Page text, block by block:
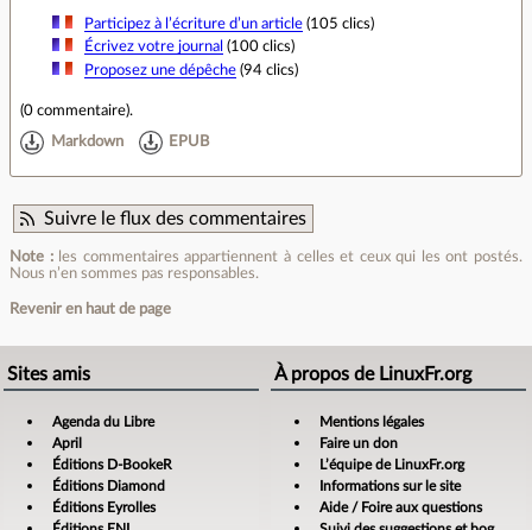
Participez à l’écriture d’un article(105 clics)
Écrivez votre journal (100 clics)
Proposez une dépêche(94 clics)
(0 commentaire).
Markdown EPUB
Suivre le flux des commentaires
Note :les commentaires appartiennent à celles et ceux qui les ont postés.
Nous n’en sommes pas responsables.
Revenir en haut de page
Sites amis
Agenda du Libre
April
Éditions D-BookeR
Éditions Diamond
Éditions Eyrolles
À propos de LinuxFr.org
Mentions légales
Faire un don
L’équipe de LinuxFr.org
Informations sur le site
Aide / Foire aux questions